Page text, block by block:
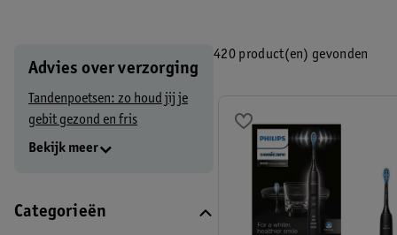
Advies over verzorging
Tandenpoetsen: zo houd jij je
gebit gezond en fris
Bekijk meer
Categorieën
420 product(en) gevonden